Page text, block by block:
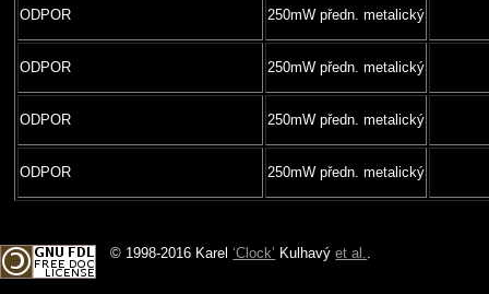
ODPOR 250mW předn. metalický
ODPOR 250mW předn. metalický
ODPOR 250mW předn. metalický
ODPOR 250mW předn. metalický
© 1998-2016 Karel‘Clock’ Kulhavýet al..